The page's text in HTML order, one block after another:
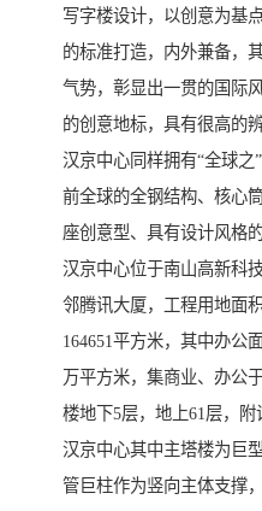
写字楼设计，以创意为基
的标准打造，内外兼备，
气势，彰显出一贯的国际
的创意地标，具有很高的
汉京中心同样拥有“全球之
前全球的全钢结构、核心
座创意型、具有设计风格
汉京中心位于南山高新科
邻腾讯大厦，工程用地面
164651平方米，其中办公
万平方米，集商业、办公
楼地下5层，地上61层，附
汉京中心其中主塔楼为巨
管巨柱作为竖向主体支撑